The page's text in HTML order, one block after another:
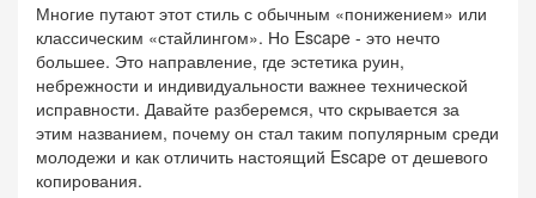
Многие путают этот стиль с обычным «понижением» или
классическим «стайлингом». Но Escape - это нечто
большее. Это направление, где эстетика руин,
небрежности и индивидуальности важнее технической
исправности. Давайте разберемся, что скрывается за
этим названием, почему он стал таким популярным среди
молодежи и как отличить настоящий Escape от дешевого
копирования.